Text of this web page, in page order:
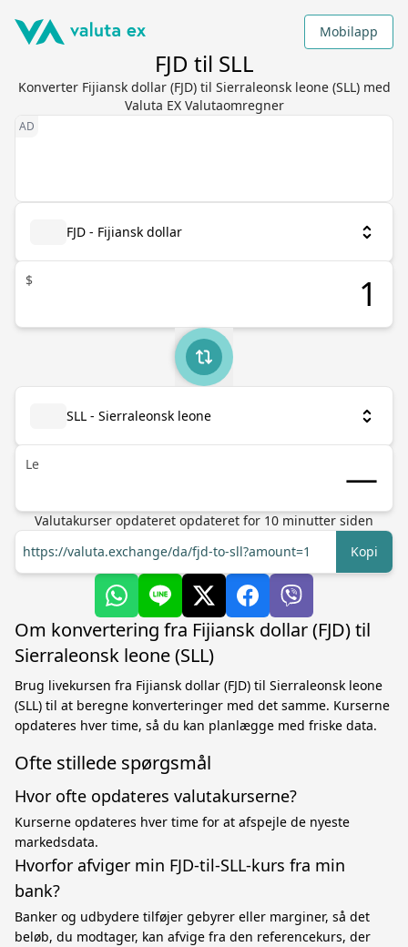
Mobilapp
FJD til SLL
Konverter Fijiansk dollar (FJD) til Sierraleonsk leone (SLL) med
Valuta EX Valutaomregner
FJD - Fijiansk dollar
$
SLL - Sierraleonsk leone
Le
Valutakurser opdateret opdateret for 10 minutter siden
https://valuta.exchange/da/fjd-to-sll?amount=1
Kopi
Om konvertering fra Fijiansk dollar (FJD) til
Sierraleonsk leone (SLL)
Brug livekursen fra Fijiansk dollar (FJD) til Sierraleonsk leone
(SLL) til at beregne konverteringer med det samme. Kurserne
opdateres hver time, så du kan planlægge med friske data.
Ofte stillede spørgsmål
Hvor ofte opdateres valutakurserne?
Kurserne opdateres hver time for at afspejle de nyeste
markedsdata.
Hvorfor afviger min FJD-til-SLL-kurs fra min
bank?
Banker og udbydere tilføjer gebyrer eller marginer, så det
beløb, du modtager, kan afvige fra den referencekurs, der